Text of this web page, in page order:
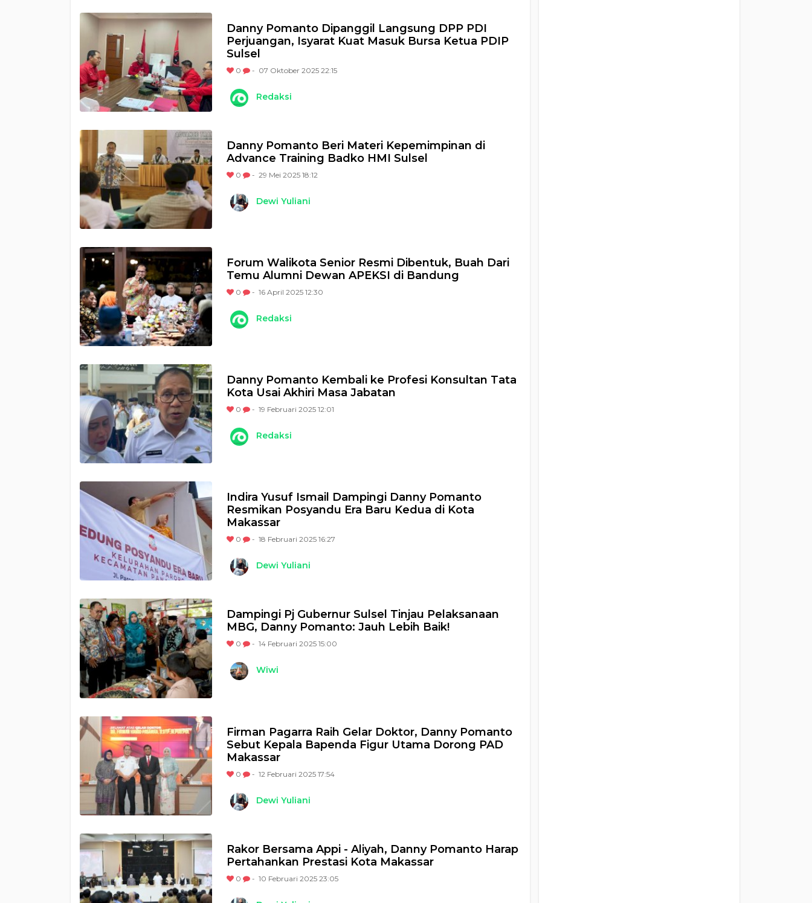
Danny Pomanto Dipanggil Langsung DPP PDI
Perjuangan, Isyarat Kuat Masuk Bursa Ketua PDIP
Sulsel
0 - 07 Oktober 2025 22:15
Redaksi
Danny Pomanto Beri Materi Kepemimpinan di
Advance Training Badko HMI Sulsel
0 - 29 Mei 2025 18:12
Dewi Yuliani
Forum Walikota Senior Resmi Dibentuk, Buah Dari
Temu Alumni Dewan APEKSI di Bandung
0 - 16 April 2025 12:30
Redaksi
Danny Pomanto Kembali ke Profesi Konsultan Tata
Kota Usai Akhiri Masa Jabatan
0 - 19 Februari 2025 12:01
Redaksi
Indira Yusuf Ismail Dampingi Danny Pomanto
Resmikan Posyandu Era Baru Kedua di Kota
Makassar
0 - 18 Februari 2025 16:27
Dewi Yuliani
Dampingi Pj Gubernur Sulsel Tinjau Pelaksanaan
MBG, Danny Pomanto: Jauh Lebih Baik!
0 - 14 Februari 2025 15:00
Wiwi
Firman Pagarra Raih Gelar Doktor, Danny Pomanto
Sebut Kepala Bapenda Figur Utama Dorong PAD
Makassar
0 - 12 Februari 2025 17:54
Dewi Yuliani
Rakor Bersama Appi - Aliyah, Danny Pomanto Harap
Pertahankan Prestasi Kota Makassar
0 - 10 Februari 2025 23:05